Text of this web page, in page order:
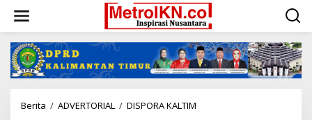
konten
Berita / ADVERTORIAL / DISPORA KALTIM